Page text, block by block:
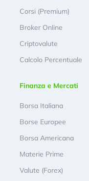
Corsi (Premium)
Broker Online
Criptovalute
Calcolo Percentuale
Finanza e Mercati
Borsa Italiana
Borse Europee
Borsa Americana
Materie Prime
Valute (Forex)